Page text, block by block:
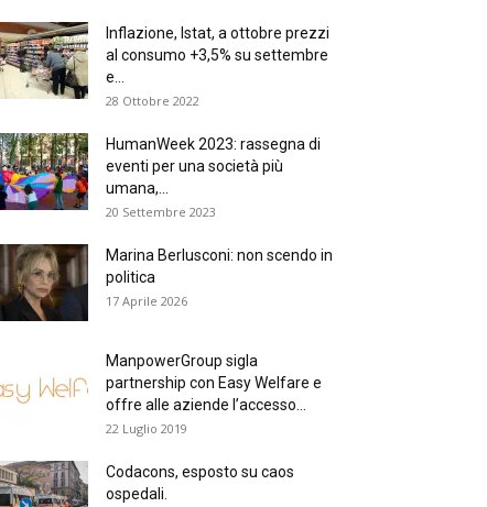
Inflazione, Istat, a ottobre prezzi
al consumo +3,5% su settembre
e...
28 Ottobre 2022
HumanWeek 2023: rassegna di
eventi per una società più
umana,...
20 Settembre 2023
Marina Berlusconi: non scendo in
politica
17 Aprile 2026
ManpowerGroup sigla
partnership con Easy Welfare e
offre alle aziende l’accesso...
22 Luglio 2019
Codacons, esposto su caos
ospedali.